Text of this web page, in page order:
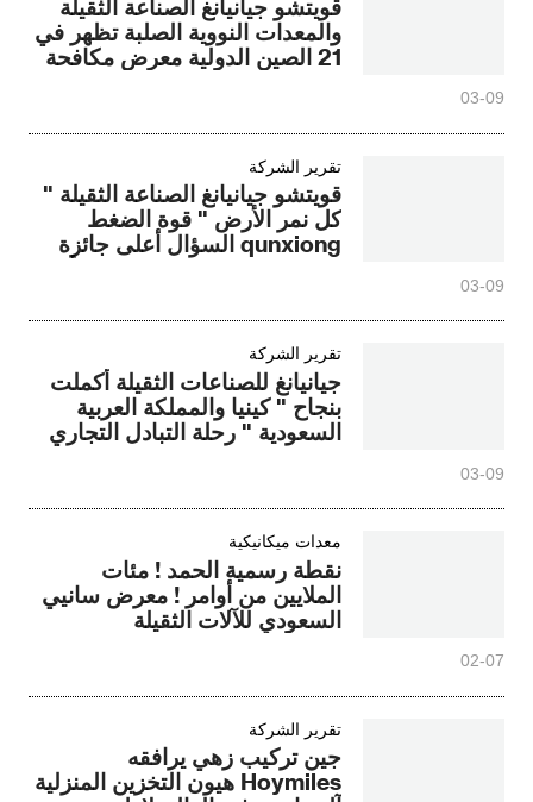
قويتشو جيانيانغ الصناعة الثقيلة
والمعدات النووية الصلبة تظهر في
21 الصين الدولية معرض مكافحة
03-09
تقرير الشركة
قويتشو جيانيانغ الصناعة الثقيلة "
كل نمر الأرض " قوة الضغط
qunxiong السؤال أعلى جائزة
03-09
تقرير الشركة
جيانيانغ للصناعات الثقيلة أكملت
بنجاح " كينيا والمملكة العربية
السعودية " رحلة التبادل التجاري
03-09
معدات ميكانيكية
نقطة رسمية الحمد ! مئات
الملايين من أوامر ! معرض سانيي
السعودي للآلات الثقيلة
02-07
تقرير الشركة
جين تركيب زهي يرافقه
Hoymiles هيون التخزين المنزلية